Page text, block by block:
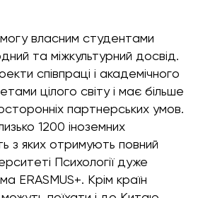
власним студентами
та міжкультурний досвід.
співпраці і академічного
цілого світу і має більше
партнерських умов.
1200 іноземних
з яких отримують повний
Психології дуже
ERASMUS+. Крім країн